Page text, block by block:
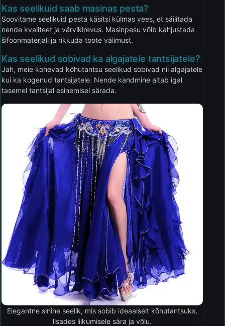
Kas seelikuid saab masinas pesta?
Soovitame seelikuid pesta käsitsi külmas vees, et säilitada
nende kvaliteet ja värvikirevus. Masinpesu võib kahjustada
šifoonmaterjali ja rikkuda toote välimust.
Kas seelikud sobivad ka algajatele tantsijatele?
Jah, meie kohevad kõhutantsu seelikud sobivad nii algajatele
kui ka kogenud tantsijatele. Nende kandmine aitab igal
tasemel tantsijal esinemisel särada.
Elegantne sinine seelik, mis sobib ideaalselt kõhutantsuks,
lisades liikumisele sära ja võlu.